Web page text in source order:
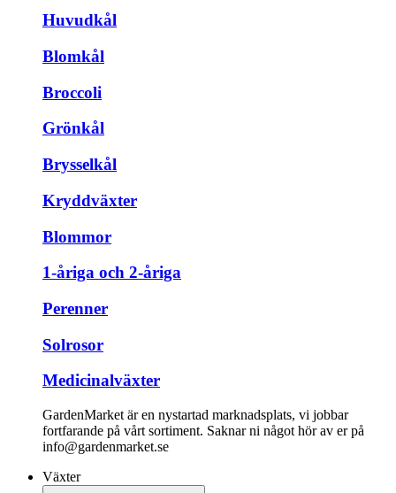
Huvudkål
Blomkål
Broccoli
Grönkål
Brysselkål
Kryddväxter
Blommor
1-åriga och 2-åriga
Perenner
Solrosor
Medicinalväxter
GardenMarket är en nystartad marknadsplats, vi jobbar
fortfarande på vårt sortiment. Saknar ni något hör av er på
info@gardenmarket.se
Växter